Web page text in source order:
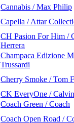
Cannabis / Max Philip
Capella / Attar
CH Pasion For Him /
Herrera
Champaca Edizione
Trussardi
Cherry Smoke / Tom
CK EveryOne /
Coach Green / Coach
Coach Open Road /